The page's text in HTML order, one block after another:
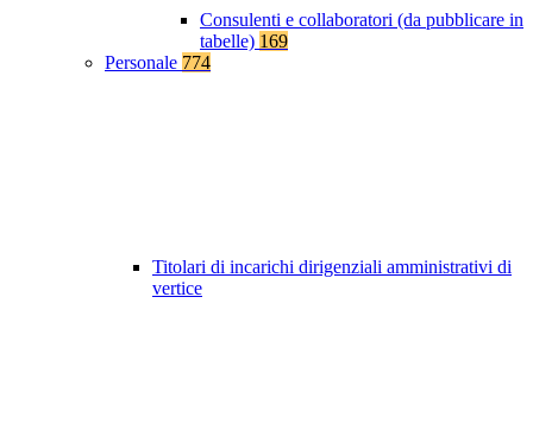
Consulenti e collaboratori (da pubblicare in
tabelle) 169
Personale 774
Titolari di incarichi dirigenziali amministrativi di
vertice